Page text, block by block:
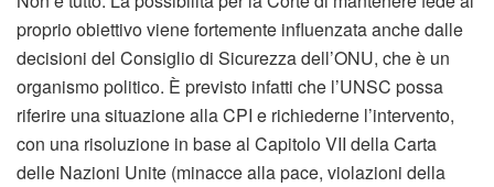
proprio obiettivo viene fortemente influenzata anche dalle
decisioni del Consiglio di Sicurezza dell’ONU, che è un
organismo politico. È previsto infatti che l’UNSC possa
riferire una situazione alla CPI e richiederne l’intervento,
con una risoluzione in base al Capitolo VII della Carta
delle Nazioni Unite (minacce alla pace, violazioni della